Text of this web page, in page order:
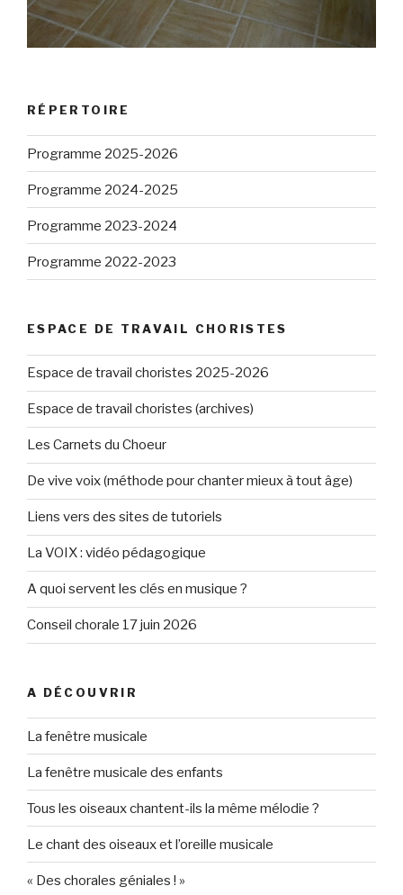
RÉPERTOIRE
Programme 2025-2026
Programme 2024-2025
Programme 2023-2024
Programme 2022-2023
ESPACE DE TRAVAIL CHORISTES
Espace de travail choristes 2025-2026
Espace de travail choristes (archives)
Les Carnets du Choeur
De vive voix (méthode pour chanter mieux à tout âge)
Liens vers des sites de tutoriels
La VOIX : vidéo pédagogique
A quoi servent les clés en musique ?
Conseil chorale 17 juin 2026
A DÉCOUVRIR
La fenêtre musicale
La fenêtre musicale des enfants
Tous les oiseaux chantent-ils la même mélodie ?
Le chant des oiseaux et l’oreille musicale
« Des chorales géniales ! »